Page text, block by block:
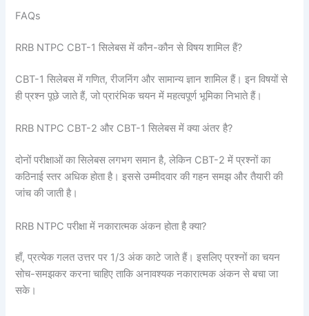
FAQs
RRB NTPC CBT-1 सिलेबस में कौन-कौन से विषय शामिल हैं?
CBT-1 सिलेबस में गणित, रीजनिंग और सामान्य ज्ञान शामिल हैं। इन विषयों से
ही प्रश्न पूछे जाते हैं, जो प्रारंभिक चयन में महत्वपूर्ण भूमिका निभाते हैं।
RRB NTPC CBT-2 और CBT-1 सिलेबस में क्या अंतर है?
दोनों परीक्षाओं का सिलेबस लगभग समान है, लेकिन CBT-2 में प्रश्नों का
कठिनाई स्तर अधिक होता है। इससे उम्मीदवार की गहन समझ और तैयारी की
जांच की जाती है।
RRB NTPC परीक्षा में नकारात्मक अंकन होता है क्या?
हाँ, प्रत्येक गलत उत्तर पर 1/3 अंक काटे जाते हैं। इसलिए प्रश्नों का चयन
सोच-समझकर करना चाहिए ताकि अनावश्यक नकारात्मक अंकन से बचा जा
सके।